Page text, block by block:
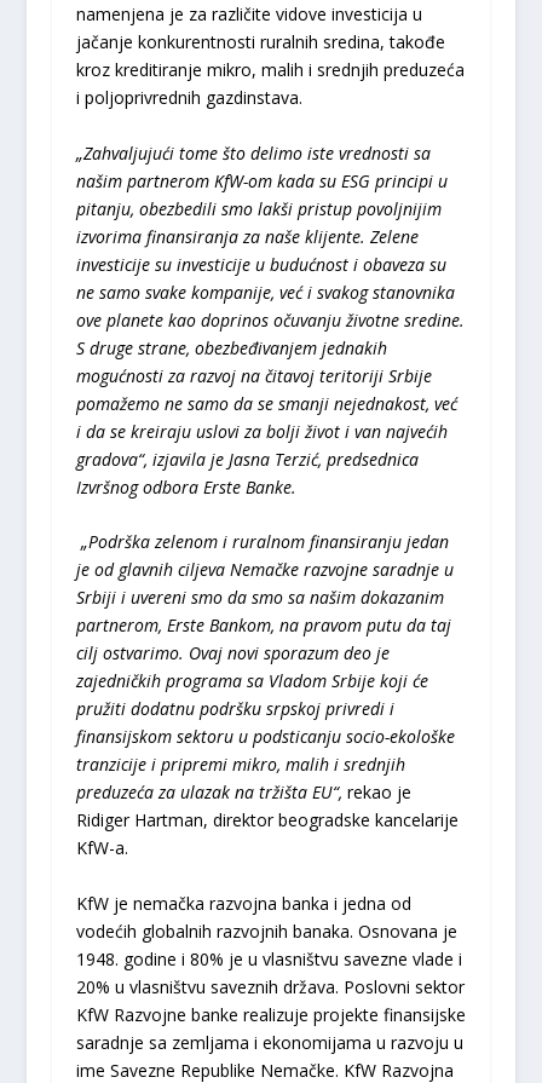
namenjena je za različite vidove investicija u
jačanje konkurentnosti ruralnih sredina, takođe
kroz kreditiranje mikro, malih i srednjih preduzeća
i poljoprivrednih gazdinstava.
„Zahvaljujući tome što delimo iste vrednosti sa
našim partnerom KfW-om kada su ESG principi u
pitanju, obezbedili smo lakši pristup povoljnijim
izvorima finansiranja za naše klijente. Zelene
investicije su investicije u budućnost i obaveza su
ne samo svake kompanije, već i svakog stanovnika
ove planete kao doprinos očuvanju životne sredine.
S druge strane, obezbeđivanjem jednakih
mogućnosti za razvoj na čitavoj teritoriji Srbije
pomažemo ne samo da se smanji nejednakost, već
i da se kreiraju uslovi za bolji život i van najvećih
gradova“, izjavila je Jasna Terzić, predsednica
Izvršnog odbora Erste Banke.
„Podrška zelenom i ruralnom finansiranju jedan
je od glavnih ciljeva Nemačke razvojne saradnje u
Srbiji i uvereni smo da smo sa našim dokazanim
partnerom, Erste Bankom, na pravom putu da taj
cilj ostvarimo. Ovaj novi sporazum deo je
zajedničkih programa sa Vladom Srbije koji će
pružiti dodatnu podršku srpskoj privredi i
finansijskom sektoru u podsticanju socio-ekološke
tranzicije i pripremi mikro, malih i srednjih
preduzeća za ulazak na tržišta EU“, rekao je
Ridiger Hartman, direktor beogradske kancelarije
KfW-a.
KfW je nemačka razvojna banka i jedna od
vodećih globalnih razvojnih banaka. Osnovana je
1948. godine i 80% je u vlasništvu savezne vlade i
20% u vlasništvu saveznih država. Poslovni sektor
KfW Razvojne banke realizuje projekte finansijske
saradnje sa zemljama i ekonomijama u razvoju u
ime Savezne Republike Nemačke. KfW Razvojna